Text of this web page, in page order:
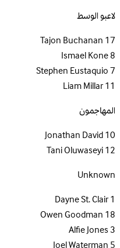
لاعبو الوسط
17
Tajon Buchanan
8
Ismael Kone
7
Stephen Eustaquio
11
Liam Millar
المهاجمون
10
Jonathan David
12
Tani Oluwaseyi
Unknown
1
Dayne St. Clair
18
Owen Goodman
3
Alfie Jones